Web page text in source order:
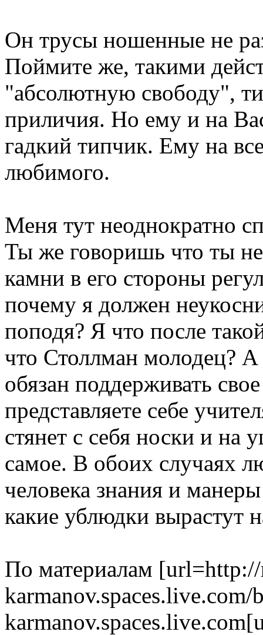
Он трусы ношенные не
Поймите же, такими
"абсолютную свободу",
приличия. Но ему и на
гадкий типчик. Ему на
любимого.
Меня тут неоднократно
Ты же говоришь что ты
камни в его стороны
почему я должен
поподя? Я что после
что Столлман молодец?
обязан поддерживать
представляете себе
стянет с себя носки и на
самое. В обоих случаях
человека знания и
какие ублюдки вырастут
По материалам